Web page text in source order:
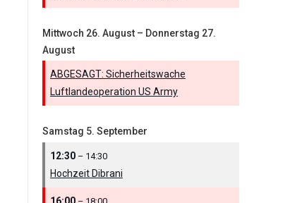
Mittwoch 26. August – Donnerstag 27.
August
ABGESAGT: Sicherheitswache
Luftlandeoperation US Army
Samstag 5. September
12:30 – 14:30
Hochzeit Dibrani
16:00 – 18:00